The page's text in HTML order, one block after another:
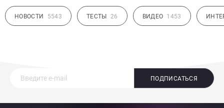
НОВОСТИ 5543 ТЕСТЫ 26 ВИДЕО 1453
ПОДПИСАТЬСЯ